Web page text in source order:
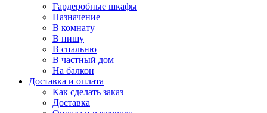
Гардеробные шкафы
Назначение
В комнату
В нишу
В спальню
В частный дом
На балкон
Доставка и оплата
Как сделать заказ
Доставка